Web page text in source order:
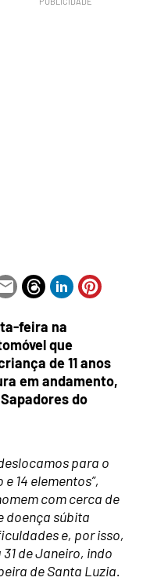
feira na
que
de 11 anos
em andamento,
do
para o
14 elementos”,
com cerca de
doença súbita
e, por isso,
de Janeiro, indo
de Santa Luzia.